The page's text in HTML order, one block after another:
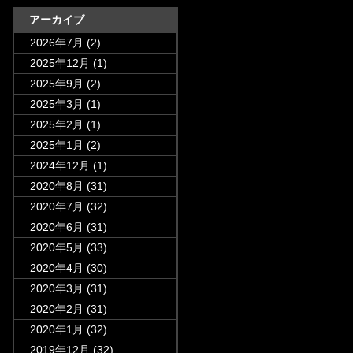
アーカイブ
2026年7月 (2)
2025年12月 (1)
2025年9月 (2)
2025年3月 (1)
2025年2月 (1)
2025年1月 (2)
2024年12月 (1)
2020年8月 (31)
2020年7月 (32)
2020年6月 (31)
2020年5月 (33)
2020年4月 (30)
2020年3月 (31)
2020年2月 (31)
2020年1月 (32)
2019年12月 (32)